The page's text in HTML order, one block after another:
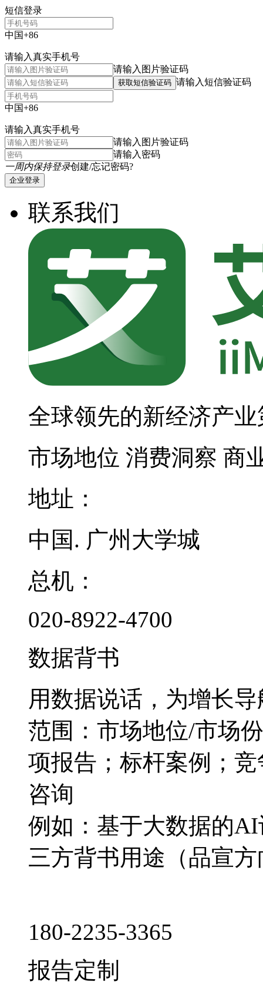
短信登录
中国+86
请输入真实手机号
请输入图片验证码
获取短信验证码 请输入短信验证码
中国+86
请输入真实手机号
请输入图片验证码
请输入密码
一周内保持登录创建/忘记密码?
企业登录
联系我们
全球领先的新经济产
市场地位 消费洞察 商
地址：
中国. 广州大学城
总机：
020-8922-4700
数据背书
用数据说话，为增长导
范围：市场地位/市场
项报告；标杆案例；
咨询
例如：基于大数据的
三方背书用途（品宣
180-2235-3365
报告定制